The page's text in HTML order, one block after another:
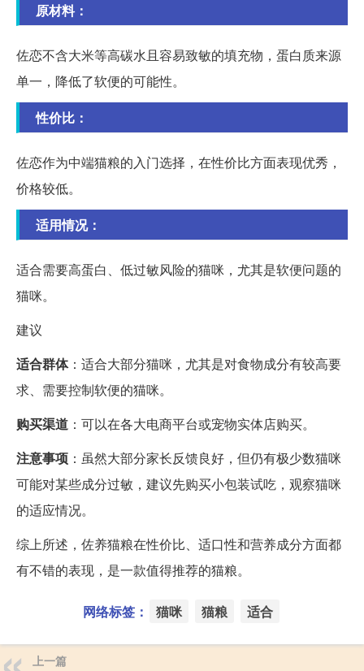
原材料：
佐恋不含大米等高碳水且容易致敏的填充物，蛋白质来源
单一，降低了软便的可能性。
性价比：
佐恋作为中端猫粮的入门选择，在性价比方面表现优秀，
价格较低。
适用情况：
适合需要高蛋白、低过敏风险的猫咪，尤其是软便问题的
猫咪。
建议
适合群体：适合大部分猫咪，尤其是对食物成分有较高要
求、需要控制软便的猫咪。
购买渠道 ：可以在各大电商平台或宠物实体店购买。
注意事项 ：虽然大部分家长反馈良好，但仍有极少数猫咪
可能对某些成分过敏，建议先购买小包装试吃，观察猫咪
的适应情况。
综上所述，佐养猫粮在性价比、适口性和营养成分方面都
有不错的表现，是一款值得推荐的猫粮。
网络标签： 猫咪 猫粮 适合
上一篇